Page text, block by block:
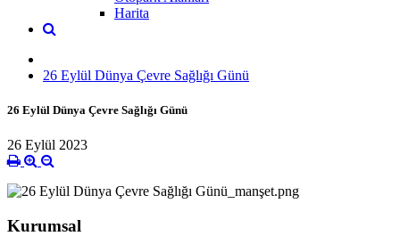
Harita
26 Eylül Dünya Çevre Sağlığı Günü
26 Eylül Dünya Çevre Sağlığı Günü
26 Eylül 2023
Kurumsal